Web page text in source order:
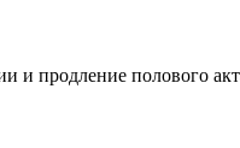
и продление полового